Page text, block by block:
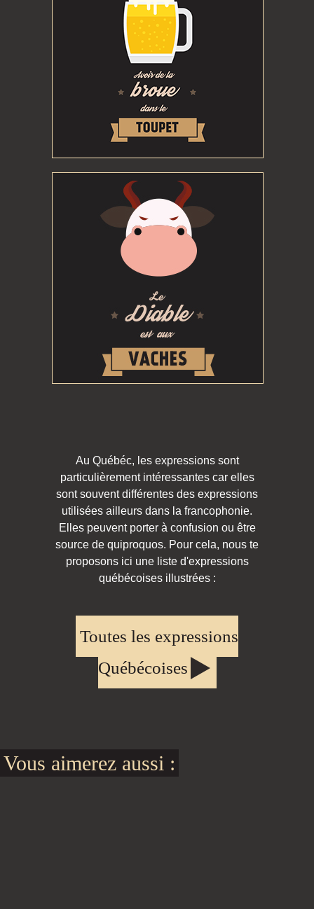
Au Québéc, les expressions sont
particulièrement intéressantes car elles
sont souvent différentes des expressions
utilisées ailleurs dans la francophonie.
Elles peuvent porter à confusion ou être
source de quiproquos. Pour cela, nous te
proposons ici une liste d'expressions
québécoises illustrées :
Toutes les expressions
Québécoises
Vous aimerez aussi :